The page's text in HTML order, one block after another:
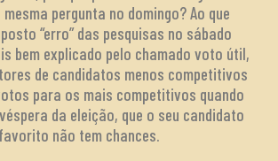
pergunta no domingo? Ao que
“erro” das pesquisas no sábado
bem explicado pelo chamado voto útil,
de candidatos menos competitivos
para os mais competitivos quando
da eleição, que o seu candidato
favorito não tem chances.